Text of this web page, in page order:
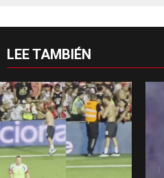
LEE TAMBIÉN